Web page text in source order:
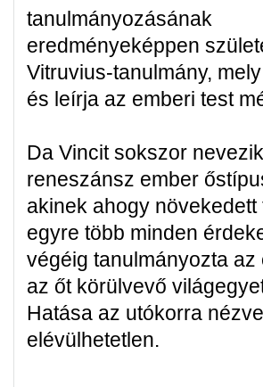
tanulmányozásának
eredményeképpen
Vitruvius-tanulmány,
és leírja az emberi test
Da Vincit sokszor
reneszánsz ember
akinek ahogy növekedett
egyre több minden
végéig tanulmányozta az
az őt körülvevő
Hatása az utókorra
elévülhetetlen.